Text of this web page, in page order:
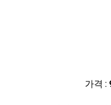
가격 :